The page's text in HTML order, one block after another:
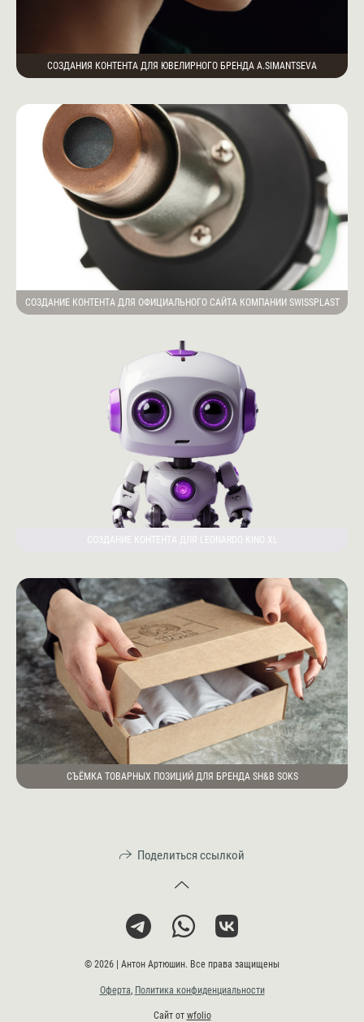
СОЗДАНИЯ КОНТЕНТА ДЛЯ ЮВЕЛИРНОГО БРЕНДА A.SIMANTSEVA
СОЗДАНИЕ КОНТЕНТА ДЛЯ ОФИЦИАЛЬНОГО САЙТА КОМПАНИИ SWISSPLAST
СОЗДАНИЕ КОНТЕНТА ДЛЯ LEONARDO KINO XL
СЪЁМКА ТОВАРНЫХ ПОЗИЦИЙ ДЛЯ БРЕНДА SH&B SOKS
Поделиться ссылкой
© 2026 | Антон Артюшин. Все права защищены
Оферта, Политика конфиденциальности
Сайт от wfolio